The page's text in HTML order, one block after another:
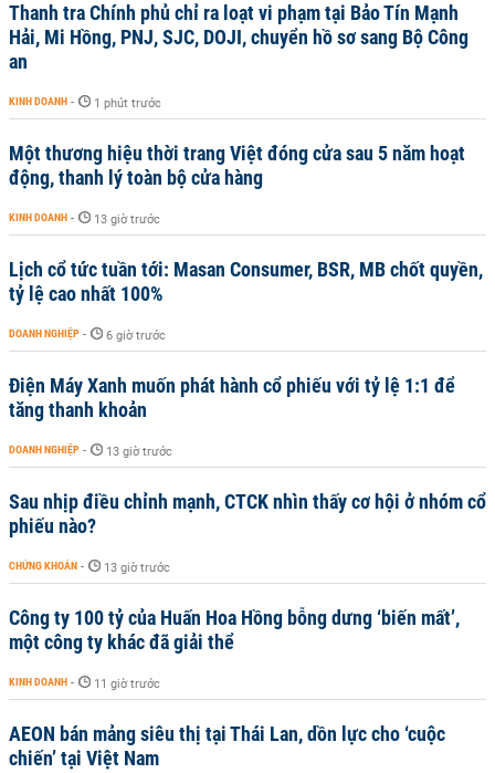
Thanh tra Chính phủ chỉ ra loạt vi phạm tại Bảo Tín Mạnh
Hải, Mi Hồng, PNJ, SJC, DOJI, chuyển hồ sơ sang Bộ Công
an
KINH DOANH - 1 phút trước
Một thương hiệu thời trang Việt đóng cửa sau 5 năm hoạt
động, thanh lý toàn bộ cửa hàng
KINH DOANH - 13 giờ trước
Lịch cổ tức tuần tới: Masan Consumer, BSR, MB chốt quyền,
tỷ lệ cao nhất 100%
DOANH NGHIỆP - 6 giờ trước
Điện Máy Xanh muốn phát hành cổ phiếu với tỷ lệ 1:1 để
tăng thanh khoản
DOANH NGHIỆP - 13 giờ trước
Sau nhịp điều chỉnh mạnh, CTCK nhìn thấy cơ hội ở nhóm cổ
phiếu nào?
CHỨNG KHOÁN - 13 giờ trước
Công ty 100 tỷ của Huấn Hoa Hồng bỗng dưng ‘biến mất’,
một công ty khác đã giải thể
KINH DOANH - 11 giờ trước
AEON bán mảng siêu thị tại Thái Lan, dồn lực cho ‘cuộc
chiến’ tại Việt Nam